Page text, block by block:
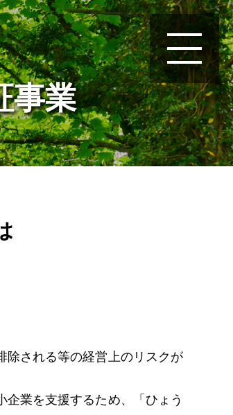
事業
除される等の経営上のリスクが
業を支援するため、「ひょう